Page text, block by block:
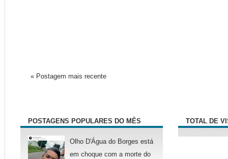
« Postagem mais recente
POSTAGENS POPULARES DO MÊS
Olho D'Água do Borges está
em choque com a morte do
TOTAL DE